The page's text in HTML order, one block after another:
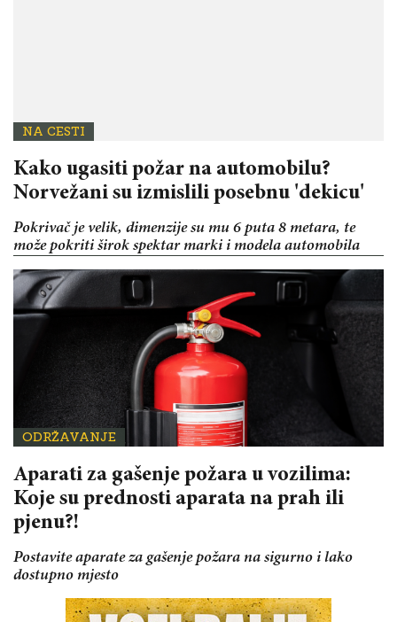
NA CESTI
Kako ugasiti požar na automobilu?
Norvežani su izmislili posebnu 'dekicu'
Pokrivač je velik, dimenzije su mu 6 puta 8 metara, te
može pokriti širok spektar marki i modela automobila
ODRŽAVANJE
Aparati za gašenje požara u vozilima:
Koje su prednosti aparata na prah ili
pjenu?!
Postavite aparate za gašenje požara na sigurno i lako
dostupno mjesto